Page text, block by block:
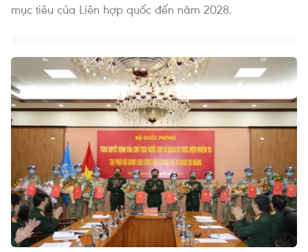
mục tiêu của Liên hợp quốc đến năm 2028.